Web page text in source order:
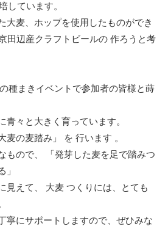
しています。
大麦、ホップを使用したものができ
田辺産クラフトビールの 作ろうと考
種まきイベントで参加者の皆様と蒔
青々と大きく育っています。
麦の麦踏み」 を 行います 。
もので、 「発芽した麦を足で踏みつ
」
見えて、 大麦 つくりには、とても
寧にサポートしますので、ぜひみな